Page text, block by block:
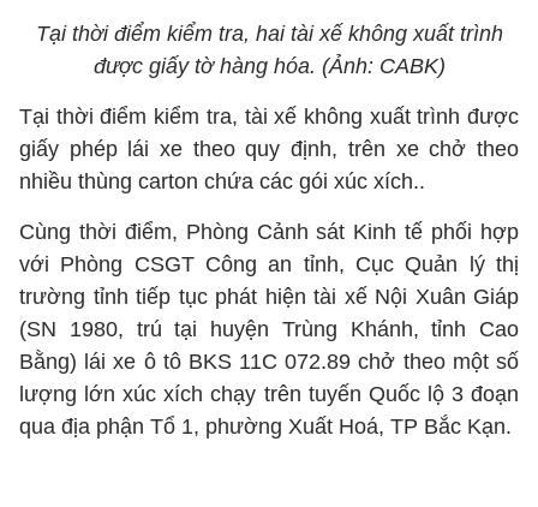
Tại thời điểm kiểm tra, hai tài xế không xuất trình
được giấy tờ hàng hóa. (Ảnh: CABK)
Tại thời điểm kiểm tra, tài xế không xuất trình được
giấy phép lái xe theo quy định, trên xe chở theo
nhiều thùng carton chứa các gói xúc xích..
Cùng thời điểm, Phòng Cảnh sát Kinh tế phối hợp
với Phòng CSGT Công an tỉnh, Cục Quản lý thị
trường tỉnh tiếp tục phát hiện tài xế Nội Xuân Giáp
(SN 1980, trú tại huyện Trùng Khánh, tỉnh Cao
Bằng) lái xe ô tô BKS 11C 072.89 chở theo một số
lượng lớn xúc xích chạy trên tuyến Quốc lộ 3 đoạn
qua địa phận Tổ 1, phường Xuất Hoá, TP Bắc Kạn.